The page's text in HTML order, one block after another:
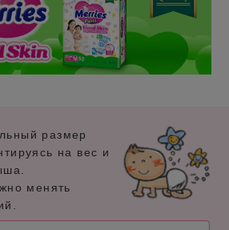
размер
на вес и
менять